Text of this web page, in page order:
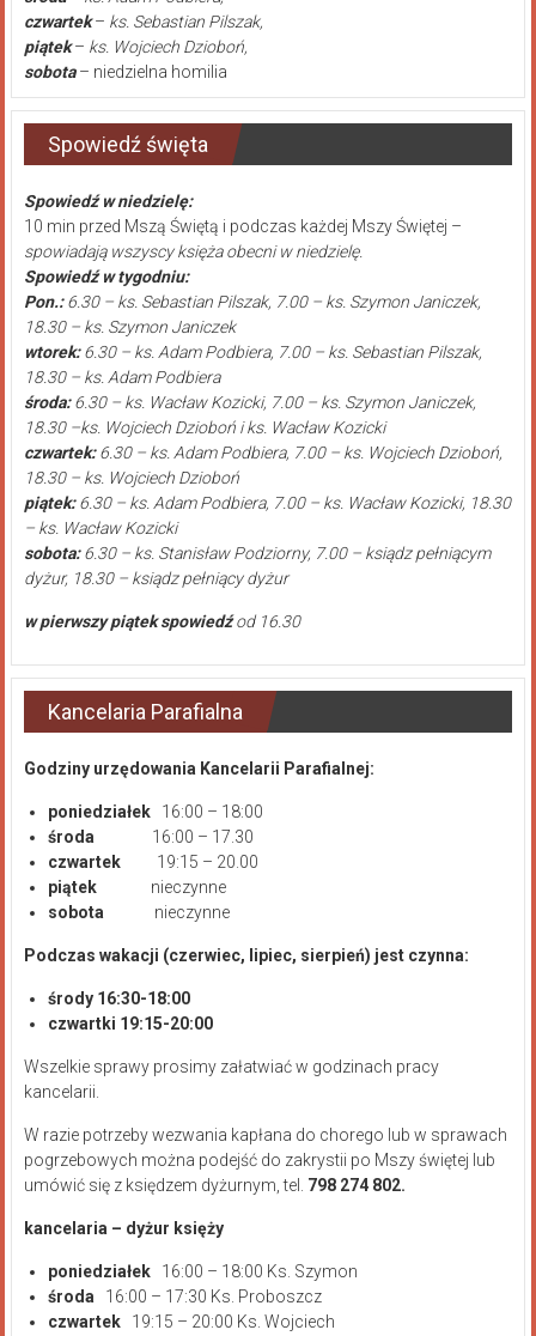
czwartek– ks. Sebastian Pilszak,
piątek– ks. Wojciech Dzioboń,
sobota– niedzielna homilia
Spowiedź święta
Spowiedź w niedzielę:
10 min przed Mszą Świętą i podczas każdej Mszy Świętej –
spowiadają wszyscy księża obecni w niedzielę.
Spowiedź w tygodniu:
Pon.:6.30 – ks. Sebastian Pilszak, 7.00 – ks. Szymon Janiczek,
18.30 – ks. Szymon Janiczek
wtorek:6.30 – ks. Adam Podbiera, 7.00 – ks. Sebastian Pilszak,
18.30 – ks. Adam Podbiera
środa:6.30 – ks. Wacław Kozicki, 7.00 – ks. Szymon Janiczek,
18.30 –ks. Wojciech Dzioboń i ks. Wacław Kozicki
czwartek:6.30 – ks. Adam Podbiera, 7.00 – ks. Wojciech Dzioboń,
18.30 – ks. Wojciech Dzioboń
piątek:6.30 – ks. Adam Podbiera, 7.00 – ks. Wacław Kozicki, 18.30
– ks. Wacław Kozicki
sobota:6.30 – ks. Stanisław Podziorny, 7.00 – ksiądz pełniącym
dyżur, 18.30 – ksiądz pełniący dyżur
w pierwszy piątek spowiedźod 16.30
Kancelaria Parafialna
Godziny urzędowania Kancelarii Parafialnej:
poniedziałek
16:00 – 18:00
środa
16:00 – 17.30
czwartek 19:15 – 20.00
piątek
nieczynne
sobota nieczynne
Podczas wakacji (czerwiec, lipiec, sierpień) jest czynna:
środy 16:30-18:00
czwartki 19:15-20:00
Wszelkie sprawy prosimy załatwiać w godzinach pracy
kancelarii.
W razie potrzeby wezwania kapłana do chorego lub w sprawach
pogrzebowych można podejść do zakrystii po Mszy świętej lub
umówić się z księdzem dyżurnym, tel.
798 274 802.
kancelaria – dyżur księży
poniedziałek16:00 – 18:00 Ks. Szymon
środa 16:00 – 17:30 Ks. Proboszcz
czwartek19:15 – 20:00 Ks. Wojciech